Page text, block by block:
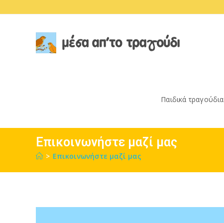
Παιδικά τραγούδια
Επικοινωνήστε μαζί μας
> Επικοινωνήστε μαζί μας